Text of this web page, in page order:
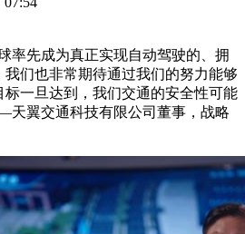
快看 蓝海中国 新兵请入列
2026年世界杯 2026年冬奥会
匹克频道 生活体育大会 体育江湖
兴 生态环境 一带一路 央博
大国保险 云起
率先成为真正实现自动驾驶的、拥
们也非常期待通过我们的努力能够
标一旦达到，我们交通的安全性可能
翼交通科技有限公司董事，战略